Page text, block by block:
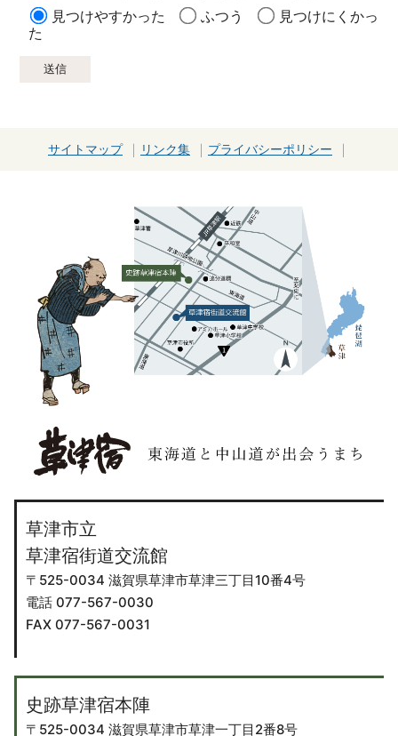
見つけやすかった
ふつう
見つけにくかっ
た
サイトマップ リンク集 プライバシーポリシー
草津市立
草津宿街道交流館
〒525-0034 滋賀県草津市草津三丁目10番4号
電話 077-567-0030
FAX 077-567-0031
史跡草津宿本陣
〒525-0034 滋賀県草津市草津一丁目2番8号